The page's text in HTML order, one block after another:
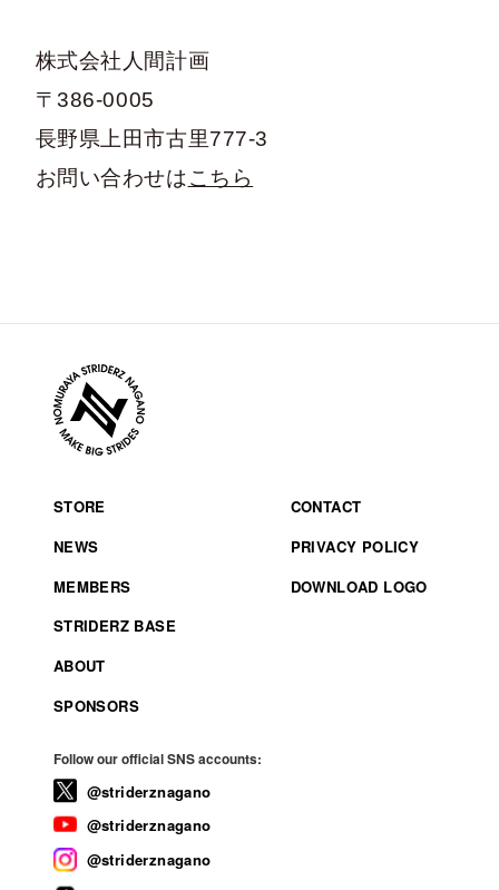
株式会社人間計画
〒386-0005
長野県上田市古里777-3
お問い合わせはこちら
STORE
NEWS
MEMBERS
STRIDERZ BASE
ABOUT
SPONSORS
CONTACT
PRIVACY POLICY
DOWNLOAD LOGO
Follow our official SNS accounts:
@striderznagano
@striderznagano
@striderznagano